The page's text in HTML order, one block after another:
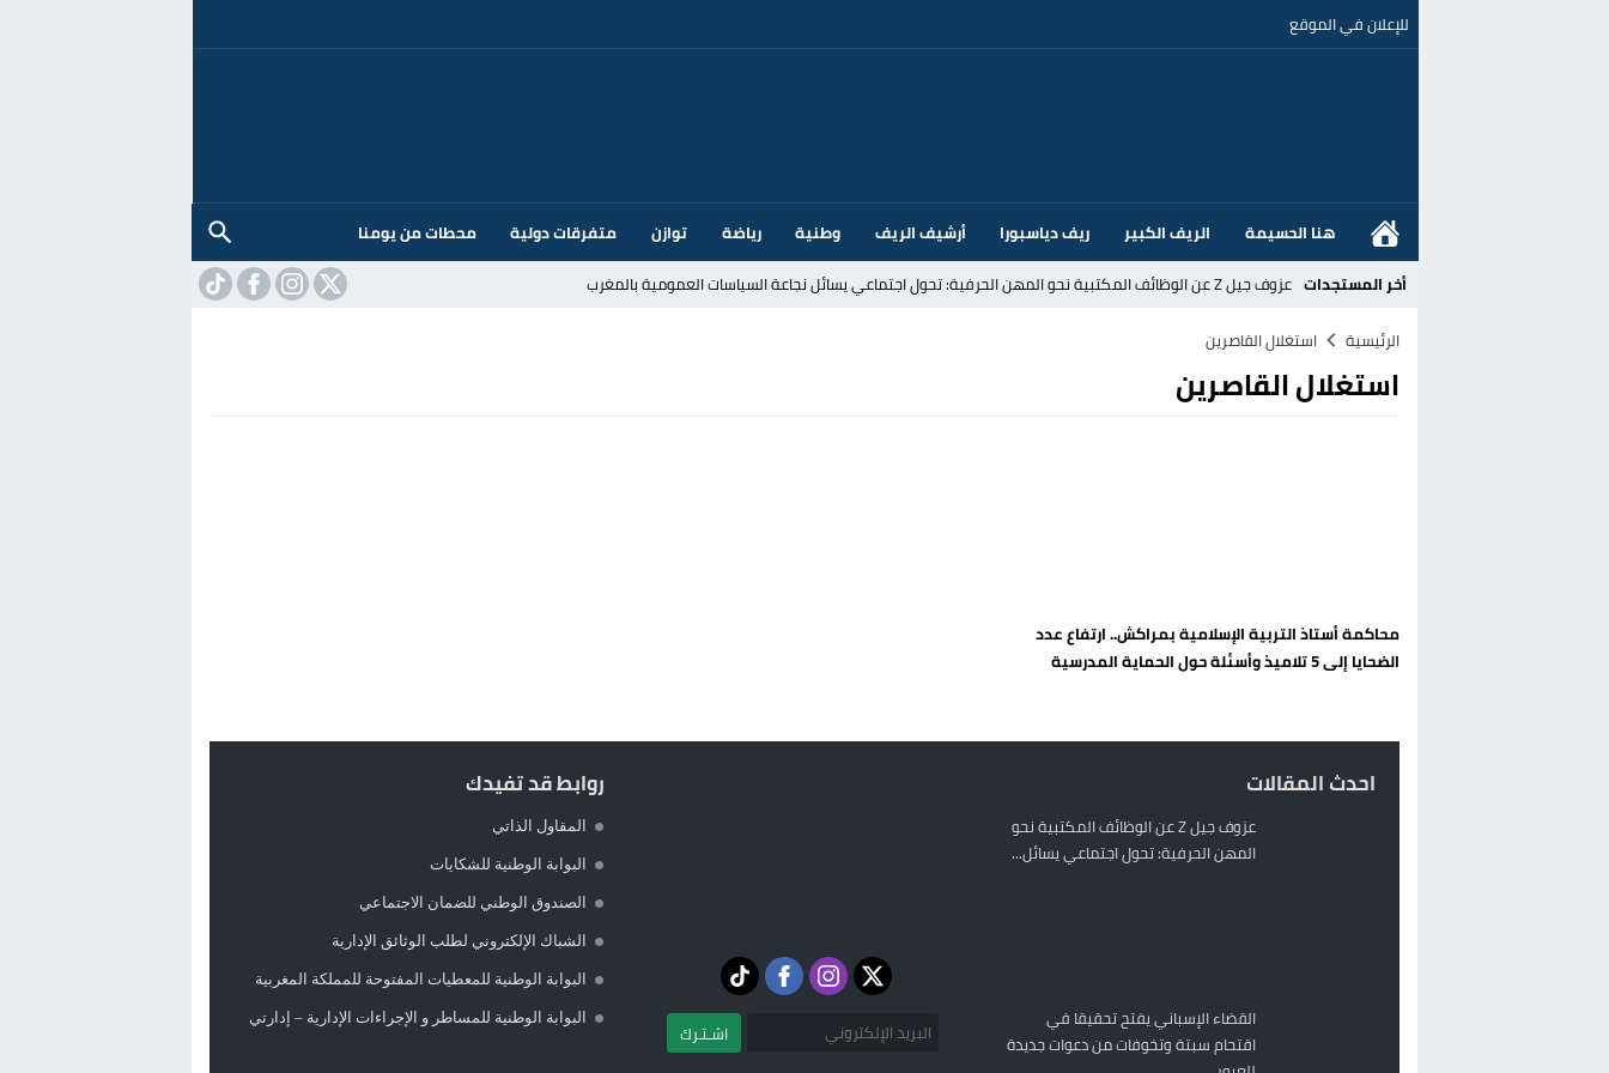
للإعلان في الموقع
هنا الحسيمة الريف الكبير ريف دياسبورا أرشيف الريف وطنية رياضة توازن متفرقات دولية
محطات من يومنا
أخر المستجدات عزوف جيل Z عن الوظائف المكتبية نحو المهن الحرفية: تحول اجتماعي يسائل نجاعة السياسات العمومية بالمغرب
القضاء الإسباني يفتح تحقيقا في اقتحام سبتة وتخوفات من دعوات جديدة للعبور
هل قطع أخنوش عطلته بأمر من الملك أم تحت ضغط إسباني؟ عودة مايوركا تفتح أسئلة ثقيلة
حريق بالمركب التجاري بالناظور يثير حالة استنفار أمني والوقاية المدنية تتدخل
الرئيسية استغلال القاصرين
استغلال القاصرين
محاكمة أستاذ التربية الإسلامية بمراكش.. ارتفاع عدد
الضحايا إلى 5 تلاميذ وأسئلة حول الحماية المدرسية
احدث المقالات
عزوف جيل Z عن الوظائف المكتبية نحو
المهن الحرفية: تحول اجتماعي يسائل...
القضاء الإسباني يفتح تحقيقا في
اقتحام سبتة وتخوفات من دعوات جديدة
اشـتـرك
روابط قد تفيدك
المقاول الذاتي
البوابة الوطنية للشكايات
الصندوق الوطني للضمان الاجتماعي
الشباك الإلكتروني لطلب الوثائق الإدارية
البوابة الوطنية للمعطيات المفتوحة للمملكة المغربية
البوابة الوطنية للمساطر و الإجراءات الإدارية – إدارتي